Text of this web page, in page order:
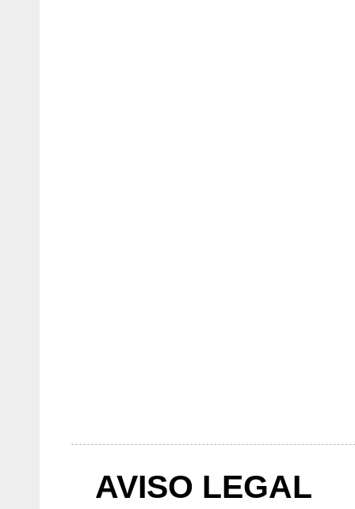
AVISO LEGAL